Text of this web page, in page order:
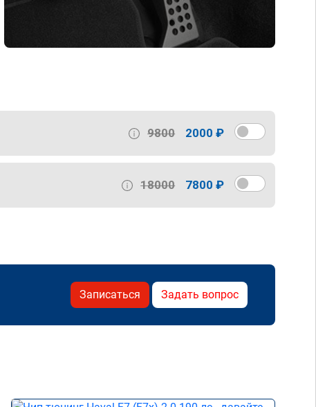
9800 2000 ₽
18000 7800 ₽
Записаться Задать вопрос